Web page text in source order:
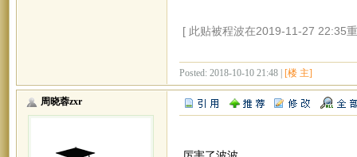
[ 此贴被程波在2019-11-27 22:35
Posted: 2018-10-10 21:48 | [楼 主]
周晓蓉zxr